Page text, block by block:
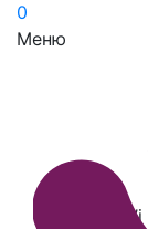
0
Меню
© 2026 Ball’i